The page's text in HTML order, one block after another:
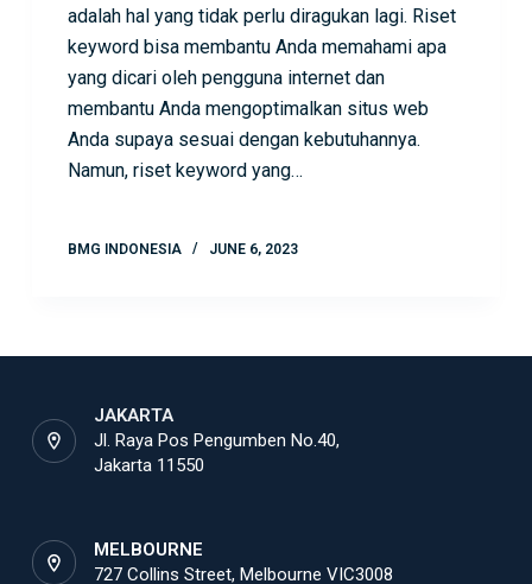
adalah hal yang tidak perlu diragukan lagi. Riset
keyword bisa membantu Anda memahami apa
yang dicari oleh pengguna internet dan
membantu Anda mengoptimalkan situs web
Anda supaya sesuai dengan kebutuhannya.
Namun, riset keyword yang…
BMG INDONESIA JUNE 6, 2023
JAKARTA
Jl. Raya Pos Pengumben No.40,
Jakarta 11550
MELBOURNE
727 Collins Street, Melbourne VIC3008